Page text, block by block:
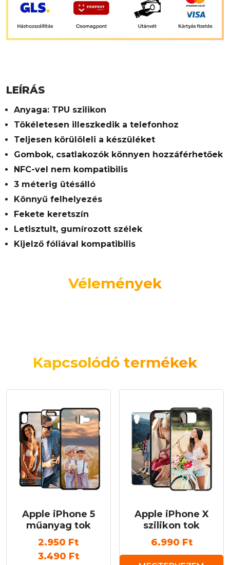
LEÍRÁS
Anyaga: TPU szilikon
Tökéletesen illeszkedik a telefonhoz
Teljesen körülöleli a készüléket
Gombok, csatlakozók könnyen hozzáférhetőek
NFC-vel nem kompatibilis
3 méterig ütésálló
Könnyű felhelyezés
Fekete keretszín
Letisztult, gumírozott szélek
Kijelző fóliával kompatibilis
Vélemények
Kapcsolódó termékek
Apple iPhone 5
műanyag tok
2.950 Ft
3.490 Ft
Apple iPhone X
szilikon tok
6.990 Ft